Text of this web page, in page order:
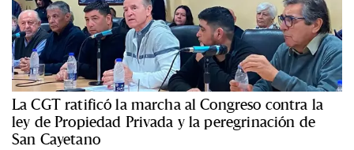
La CGT ratificó la marcha al Congreso contra la
ley de Propiedad Privada y la peregrinación de
San Cayetano